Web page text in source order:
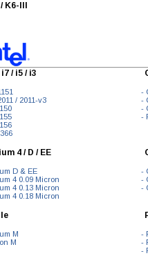
K6-III
/ i5 / i3
/ 2011-v3
-
-
-
-
4 / D / EE
D & EE
4 0.09 Micron
4 0.13 Micron
4 0.18 Micron
-
-
-
M
M
-
-
-